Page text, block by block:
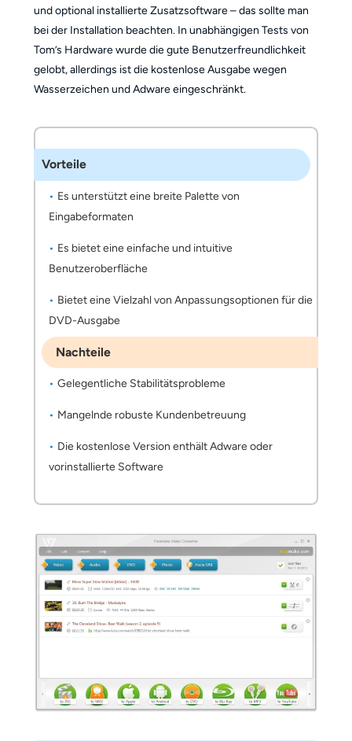
und optional installierte Zusatzsoftware – das sollte man
bei der Installation beachten. In unabhängigen Tests von
Tom’s Hardware wurde die gute Benutzerfreundlichkeit
gelobt, allerdings ist die kostenlose Ausgabe wegen
Wasserzeichen und Adware eingeschränkt.
Vorteile
Es unterstützt eine breite Palette von
Eingabeformaten
Es bietet eine einfache und intuitive
Benutzeroberfläche
Bietet eine Vielzahl von Anpassungsoptionen für die
DVD-Ausgabe
Nachteile
Gelegentliche Stabilitätsprobleme
Mangelnde robuste Kundenbetreuung
Die kostenlose Version enthält Adware oder
vorinstallierte Software